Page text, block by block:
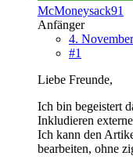
McMoneysack91
Anfänger
4.
#1
Liebe Freunde,
Ich bin begeistert
Inkludieren
Ich kann den
bearbeiten, ohne